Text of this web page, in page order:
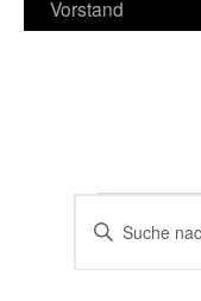
Vorstand
Suche
und
Ansichten,
Bitte
Schlüsselwort